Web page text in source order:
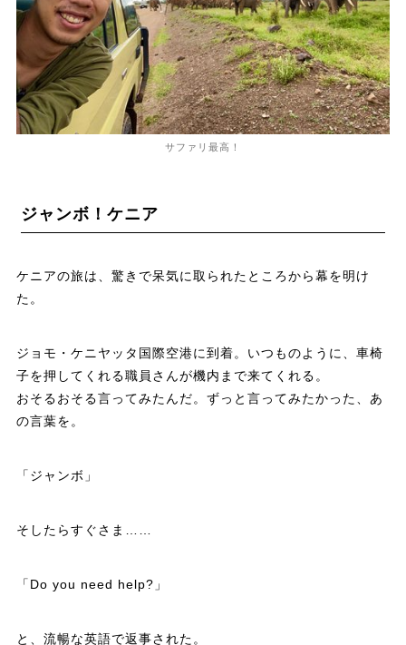
サファリ最高！
ジャンボ！ケニア
ケニアの旅は、驚きで呆気に取られたところから幕を明け
た。
ジョモ・ケニヤッタ国際空港に到着。いつものように、車椅
子を押してくれる職員さんが機内まで来てくれる。
おそるおそる言ってみたんだ。ずっと言ってみたかった、あ
の言葉を。
「ジャンボ」
そしたらすぐさま……
「Do you need help?」
と、流暢な英語で返事された。